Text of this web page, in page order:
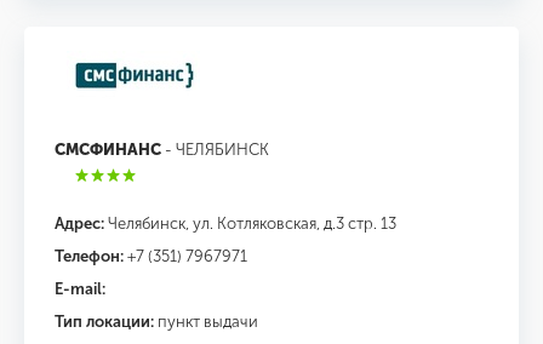
СМСФИНАНС - ЧЕЛЯБИНСК
Адрес: Челябинск, ул. Котляковская, д.3 стр. 13
Телефон: +7 (351) 7967971
E-mail:
Тип локации: пункт выдачи